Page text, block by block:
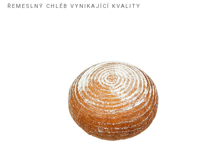
ŘEMESLNÝ CHLÉB VYNIKAJÍCÍ KVALITY